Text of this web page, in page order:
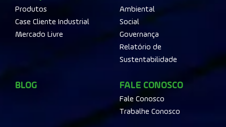
Produtos
Case Cliente Industrial
Mercado Livre
Ambiental
Social
Governança
Relatório de
Sustentabilidade
BLOG FALE CONOSCO
Fale Conosco
Trabalhe Conosco